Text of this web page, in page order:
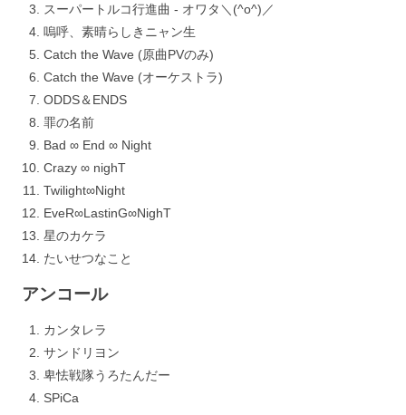
スーパートルコ行進曲 - オワタ＼(^o^)／
嗚呼、素晴らしきニャン生
Catch the Wave (原曲PVのみ)
Catch the Wave (オーケストラ)
ODDS＆ENDS
罪の名前
Bad ∞ End ∞ Night
Crazy ∞ nighT
Twilight∞Night
EveR∞LastinG∞NighT
星のカケラ
たいせつなこと
アンコール
カンタレラ
サンドリヨン
卑怯戦隊うろたんだー
SPiCa